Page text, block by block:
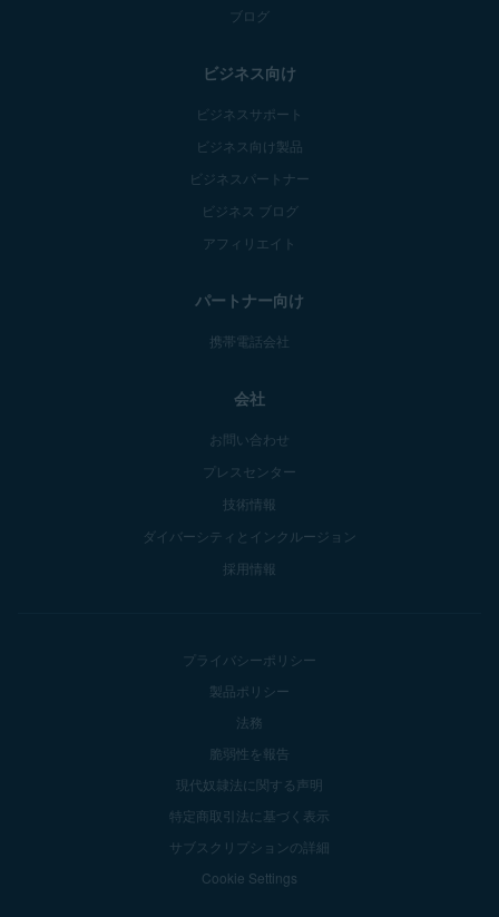
ブログ
ビジネス向け
ビジネスサポート
ビジネス向け製品
ビジネスパートナー
ビジネス ブログ
アフィリエイト
パートナー向け
携帯電話会社
会社
お問い合わせ
プレスセンター
技術情報
ダイバーシティとインクルージョン
採用情報
プライバシーポリシー
製品ポリシー
法務
脆弱性を報告
現代奴隷法に関する声明
特定商取引法に基づく表示
サブスクリプションの詳細
Cookie Settings